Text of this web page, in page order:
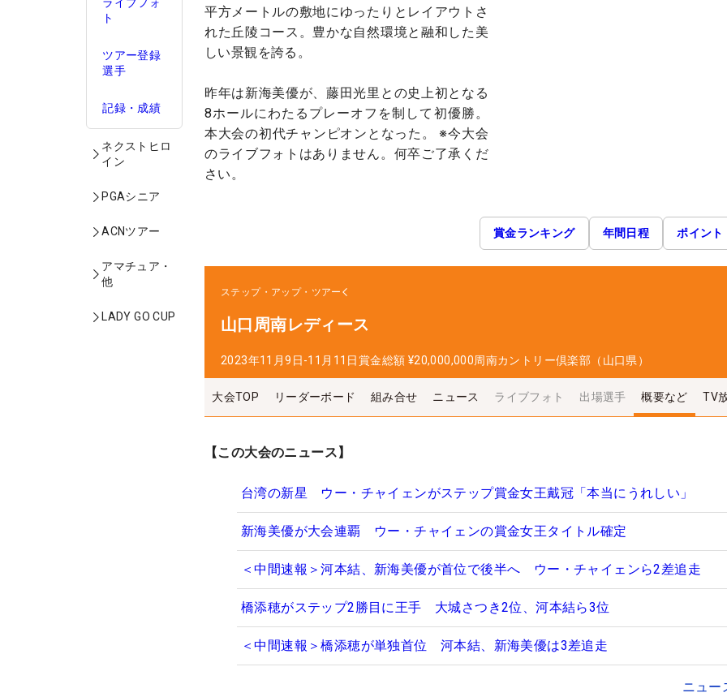
ト
ツアー登録
選手
記録・成績
ネクストヒロ
イン
PGAシニア
ACNツアー
アマチュア・
他
LADY GO CUP
平方メートルの敷地にゆったりとレイアウトさ
れた丘陵コース。豊かな自然環境と融和した美
しい景観を誇る。
昨年は新海美優が、藤田光里との史上初となる
8ホールにわたるプレーオフを制して初優勝。
本大会の初代チャンピオンとなった。 ※今大会
のライブフォトはありません。何卒ご了承くだ
さい。
賞金ランキング 年間日程 ポイント
ステップ・アップ・ツアー
山口周南レディース
2023年11月9日-11月11日賞金総額 ¥20,000,000周南カントリー倶楽部（山口県）
大会TOP リーダーボード 組み合せ ニュース ライブフォト 出場選手 概要など TV
【この大会のニュース】
台湾の新星 ウー・チャイェンがステップ賞金女王戴冠「本当にうれしい」
新海美優が大会連覇 ウー・チャイェンの賞金女王タイトル確定
＜中間速報＞河本結、新海美優が首位で後半へ ウー・チャイェンら2差追走
橋添穂がステップ2勝目に王手 大城さつき2位、河本結ら3位
＜中間速報＞橋添穂が単独首位 河本結、新海美優は3差追走
ニュー